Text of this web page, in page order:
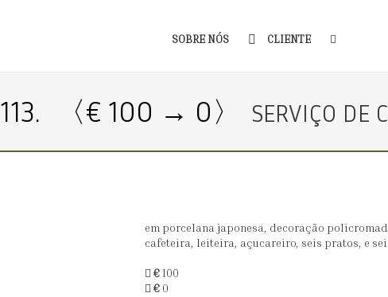
SOBRE NÓS CLIENTE
113. 〈€ 100 → 0〉 SERVIÇO DE
em porcelana japonesa, decoração
cafeteira, leiteira, açucareiro, seis pratos, e
€100
€0